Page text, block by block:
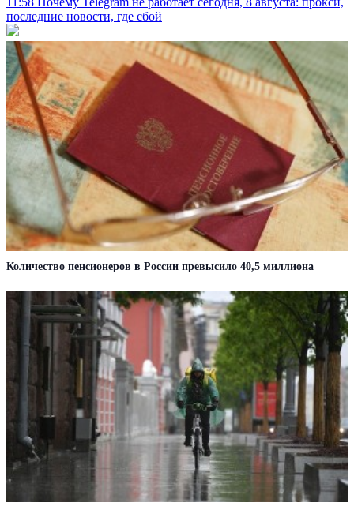
последние новости, где сбой
Количество пенсионеров в России превысило 40,5 миллиона